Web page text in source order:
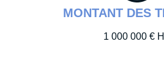
MONTANT DES
1 000 000 €